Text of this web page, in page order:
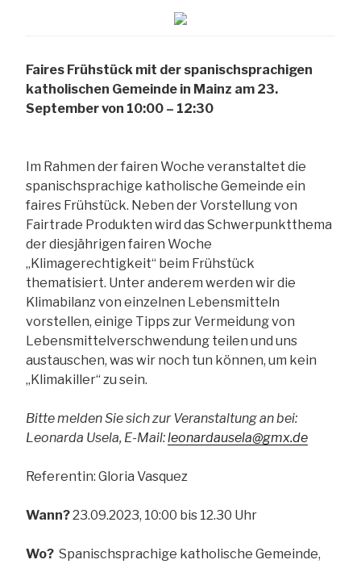
Faires Frühstück mit der spanischsprachigen
katholischen Gemeinde in Mainz am 23.
September von 10:00 – 12:30
Im Rahmen der fairen Woche veranstaltet die
spanischsprachige katholische Gemeinde ein
faires Frühstück. Neben der Vorstellung von
Fairtrade Produkten wird das Schwerpunktthema
der diesjährigen fairen Woche
„Klimagerechtigkeit“ beim Frühstück
thematisiert. Unter anderem werden wir die
Klimabilanz von einzelnen Lebensmitteln
vorstellen, einige Tipps zur Vermeidung von
Lebensmittelverschwendung teilen und uns
austauschen, was wir noch tun können, um kein
„Klimakiller“ zu sein.
Bitte melden Sie sich zur Veranstaltung an bei:
Leonarda Usela, E-Mail:leonardausela@gmx.de
Referentin: Gloria Vasquez
Wann?23.09.2023, 10:00 bis 12.30 Uhr
Wo? Spanischsprachige katholische Gemeinde,